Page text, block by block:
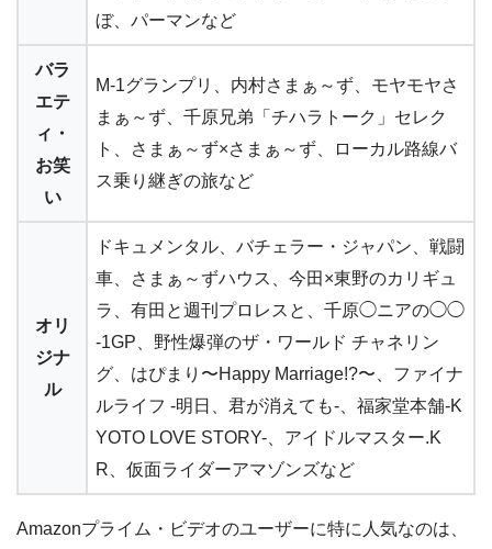
ぼ、パーマンなど
バラ
エテ
ィ・
お笑
い
M-1グランプリ、内村さまぁ～ず、モヤモヤさ
まぁ～ず、千原兄弟「チハラトーク」セレク
ト、さまぁ～ず×さまぁ～ず、ローカル路線バ
ス乗り継ぎの旅など
オリ
ジナ
ル
ドキュメンタル、バチェラー・ジャパン、戦闘
車、さまぁ～ずハウス、今田×東野のカリギュ
ラ、有田と週刊プロレスと、千原◯ニアの◯◯
-1GP、野性爆弾のザ・ワールド チャネリン
グ、はぴまり〜Happy Marriage!?〜、ファイナ
ルライフ -明日、君が消えても-、福家堂本舗-K
YOTO LOVE STORY-、アイドルマスター.K
R、仮面ライダーアマゾンズなど
Amazonプライム・ビデオのユーザーに特に人気なのは、